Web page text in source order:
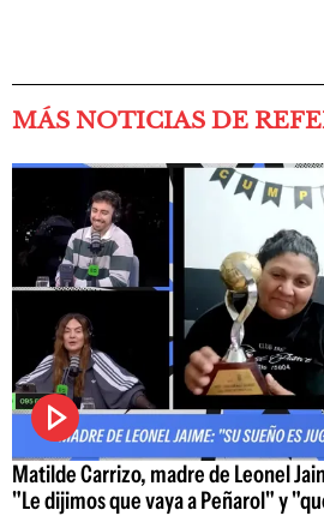
MÁS NOTICIAS DE
Matilde Carrizo, madre de Leonel
"Le dijimos que vaya a Peñarol" y